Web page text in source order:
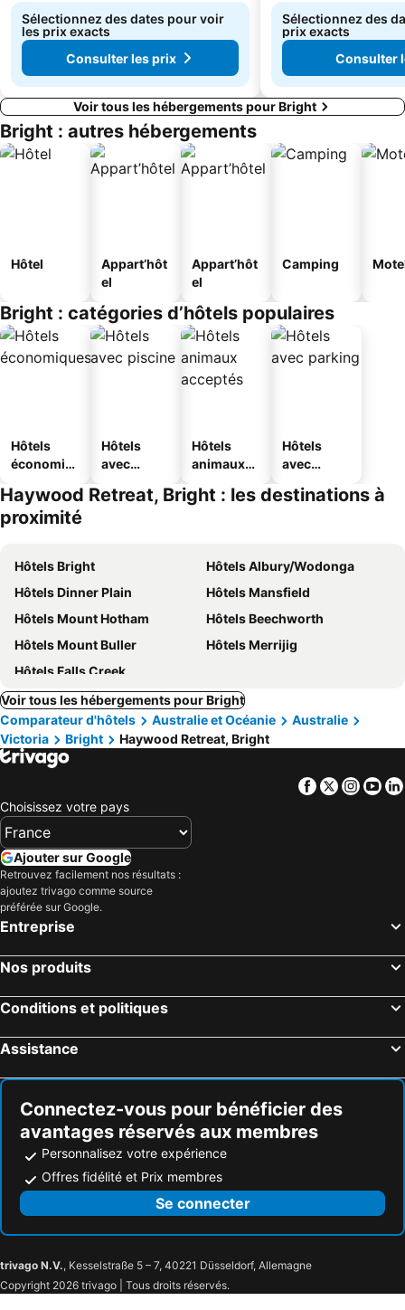
Sélectionnez des dates pour voir
les prix exacts
Consulter les prix
Sélectionnez des
prix exacts
Consulter
Voir tous les hébergements pour Bright
Bright : autres hébergements
Hôtel
Appart’hôt
el
Appart’hôt
el
Camping
Bright : catégories d’hôtels populaires
Hôtels
économiq
Hôtels
avec
Hôtels
animaux
Hôtels
avec
Haywood Retreat, Bright : les destinations à
proximité
Hôtels Bright
Hôtels Albury/Wodonga
Hôtels Dinner Plain
Hôtels Mansfield
Hôtels Mount Hotham
Hôtels Beechworth
Hôtels Mount Buller
Hôtels Merrijig
Hôtels Falls Creek
Voir tous les hébergements pour Bright
Comparateur d'hôtels
Australie et Océanie
Australie
Victoria
Bright Haywood Retreat, Bright
Facebook
Twitter
Choisissez votre pays
Ajouter sur Google
Retrouvez facilement nos résultats :
ajoutez trivago comme source
préférée sur Google.
Entreprise
Nos produits
Conditions et politiques
Assistance
Connectez-vous pour bénéficier des
avantages réservés aux membres
Personnalisez votre expérience
Offres fidélité et Prix membres
Se connecter
trivago N.V., Kesselstraße 5 – 7, 40221 Düsseldorf, Allemagne
Copyright 2026 trivago | Tous droits réservés.